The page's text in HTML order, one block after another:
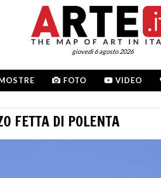
giovedì 6 agosto 2026
FOTO VIDEO
FETTA DI POLENTA